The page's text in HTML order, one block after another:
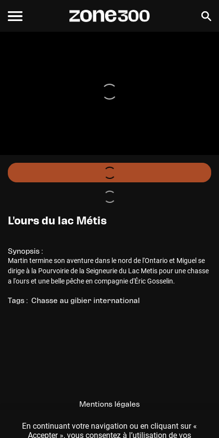
L'ours du lac Métis
Synopsis :
Martin termine son aventure dans le nord de l'Ontario et Miguel se
dirige à la Pourvoirie de la Seigneurie du Lac Metis pour une chasse
a l'ours et une belle pêche en compagnie d'Éric Gosselin.
Tags : Chasse au gibier international
Mentions légales
CGU
En continuant votre navigation ou en cliquant sur «
Accepter », vous consentez à l’utilisation de vos